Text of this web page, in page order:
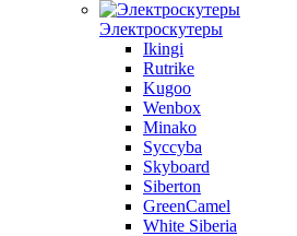
Электроскутеры
Ikingi
Rutrike
Kugoo
Wenbox
Minako
Syccyba
Skyboard
Siberton
GreenCamel
White Siberia